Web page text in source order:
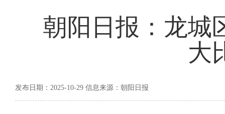
朝阳日报：龙城
大
发布日期：2025-10-29 信息来源：朝阳日报